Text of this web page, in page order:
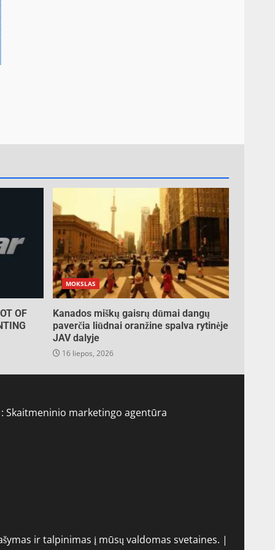
OF
MOKSLAS
Kanados miškų gaisrų dūmai dangų
paverčia liūdnai oranžine spalva rytinėje
JAV dalyje
16 liepos, 2026
:Skaitmeninio marketingo agentūra
ir talpinimas į mūsų valdomas svetaines. |